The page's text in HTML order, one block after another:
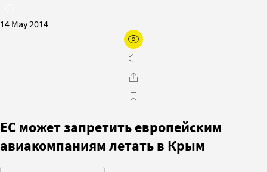
14 May 2014
ЕС может запретить европейским
авиакомпаниям летать в Крым